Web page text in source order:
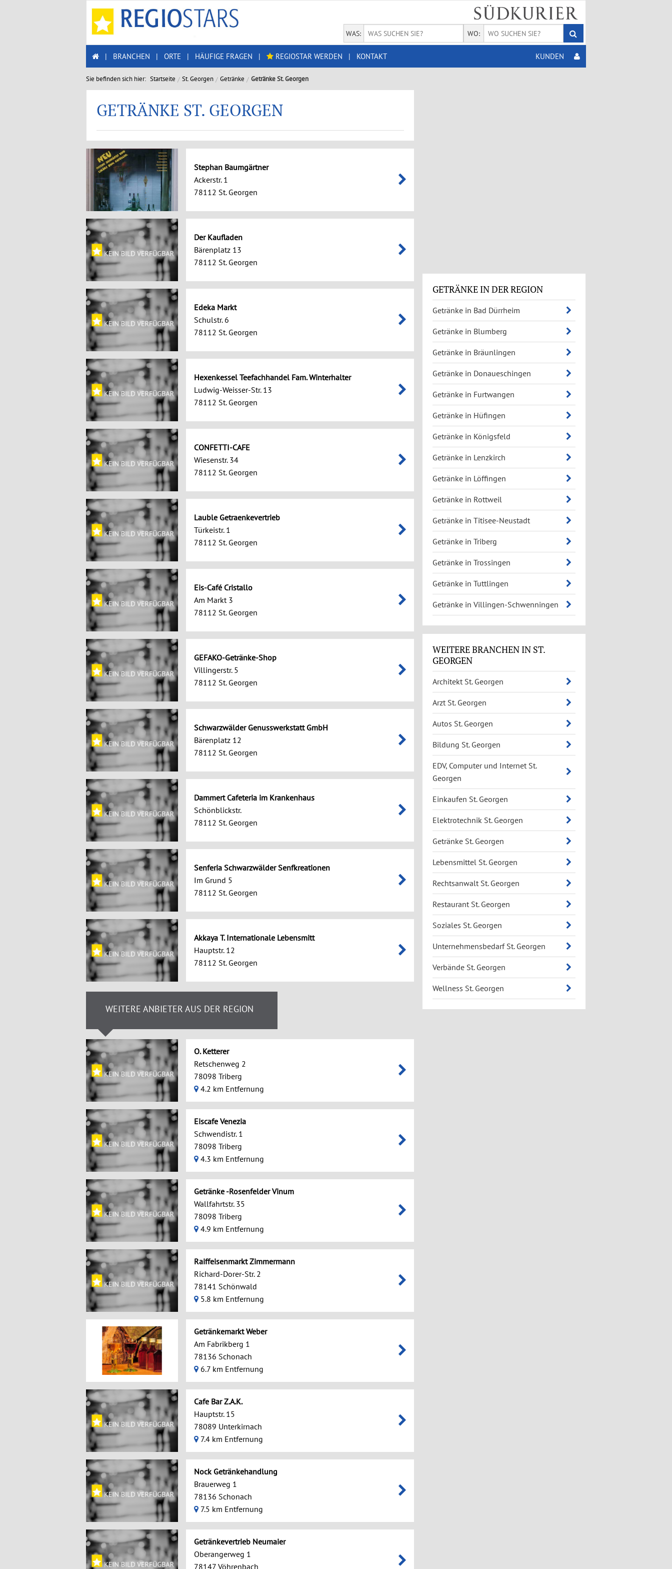
WAS: WO:
| BRANCHEN | ORTE | HÄUFIGE FRAGEN | REGIOSTAR WERDEN | KONTAKT KUNDEN
Sie befinden sich hier: Startseite St. Georgen Getränke Getränke St. Georgen
GETRÄNKE ST. GEORGEN
Stephan Baumgärtner
Ackerstr. 1
78112 St. Georgen
Der Kaufladen
Bärenplatz 13
78112 St. Georgen
Edeka Markt
Schulstr. 6
78112 St. Georgen
Hexenkessel Teefachhandel Fam. Winterhalter
Ludwig-Weisser-Str. 13
78112 St. Georgen
CONFETTI-CAFE
Wiesenstr. 34
78112 St. Georgen
Lauble Getraenkevertrieb
Türkeistr. 1
78112 St. Georgen
Eis-Café Cristallo
Am Markt 3
78112 St. Georgen
GEFAKO-Getränke-Shop
Villingerstr. 5
78112 St. Georgen
Schwarzwälder Genusswerkstatt GmbH
Bärenplatz 12
78112 St. Georgen
Dammert Cafeteria im Krankenhaus
Schönblickstr.
78112 St. Georgen
Senferia Schwarzwälder Senfkreationen
Im Grund 5
78112 St. Georgen
Akkaya T. Internationale Lebensmitt
Hauptstr. 12
78112 St. Georgen
WEITERE ANBIETER AUS DER REGION
O. Ketterer
Retschenweg 2
78098 Triberg
4.2 km Entfernung
Eiscafe Venezia
Schwendistr. 1
78098 Triberg
4.3 km Entfernung
Getränke -Rosenfelder Vinum
Wallfahrtstr. 35
78098 Triberg
4.9 km Entfernung
Raiffeisenmarkt Zimmermann
Richard-Dorer-Str. 2
78141 Schönwald
5.8 km Entfernung
Getränkemarkt Weber
Am Fabrikberg 1
78136 Schonach
6.7 km Entfernung
Cafe Bar Z.A.K.
Hauptstr. 15
78089 Unterkirnach
7.4 km Entfernung
Nock Getränkehandlung
Brauerweg 1
78136 Schonach
7.5 km Entfernung
Getränkevertrieb Neumaier
Oberangerweg 1
78147 Vöhrenbach
GETRÄNKE IN DER REGION
Getränke in Bad Dürrheim
Getränke in Blumberg
Getränke in Bräunlingen
Getränke in Donaueschingen
Getränke in Furtwangen
Getränke in Hüfingen
Getränke in Königsfeld
Getränke in Lenzkirch
Getränke in Löffingen
Getränke in Rottweil
Getränke in Titisee-Neustadt
Getränke in Triberg
Getränke in Trossingen
Getränke in Tuttlingen
Getränke in Villingen-Schwenningen
WEITERE BRANCHEN IN ST.
GEORGEN
Architekt St. Georgen
Arzt St. Georgen
Autos St. Georgen
Bildung St. Georgen
EDV, Computer und Internet St.
Georgen
Einkaufen St. Georgen
Elektrotechnik St. Georgen
Getränke St. Georgen
Lebensmittel St. Georgen
Rechtsanwalt St. Georgen
Restaurant St. Georgen
Soziales St. Georgen
Unternehmensbedarf St. Georgen
Verbände St. Georgen
Wellness St. Georgen